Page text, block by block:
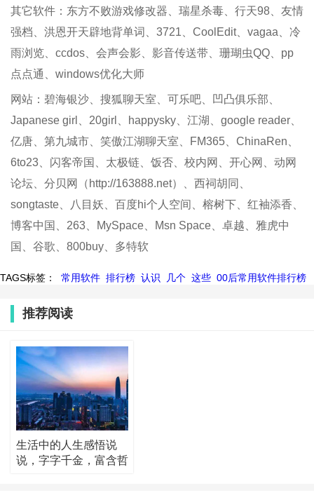
其它软件：东方不败游戏修改器、瑞星杀毒、行天98、友情
强档、洪恩开天辟地背单词、3721、CoolEdit、vagaa、冷
雨浏览、ccdos、会声会影、影音传送带、珊瑚虫QQ、pp
点点通、windows优化大师
网站：碧海银沙、搜狐聊天室、可乐吧、凹凸俱乐部、
Japanese girl、20girl、happysky、江湖、google reader、
亿唐、第九城市、笑傲江湖聊天室、FM365、ChinaRen、
6to23、闪客帝国、太极链、饭否、校内网、开心网、动网
论坛、分贝网（http://163888.net）、西祠胡同、
songtaste、八目妖、百度hi个人空间、榕树下、红袖添香、
博客中国、263、MySpace、Msn Space、卓越、雅虎中
国、谷歌、800buy、多特软
TAGS标签： 常用软件 排行榜 认识 几个 这些 00后常用软件排行榜
推荐阅读
生活中的人生感悟说
说，字字千金，富含哲